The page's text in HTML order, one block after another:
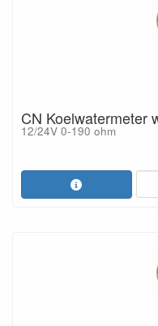
CN Koelwatermeter
12/24V 0-190 ohm